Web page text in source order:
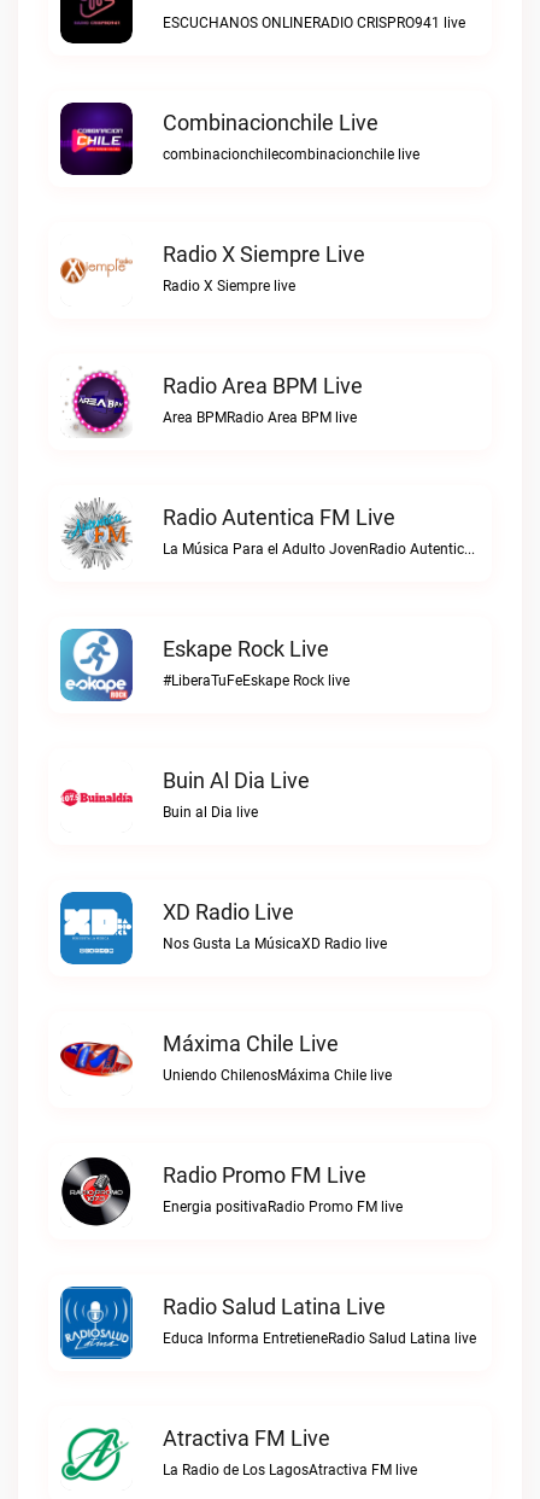
ESCUCHANOS ONLINERADIO CRISPRO941 live
Combinacionchile Live
combinacionchilecombinacionchile live
Radio X Siempre Live
Radio X Siempre live
Radio Area BPM Live
Area BPMRadio Area BPM live
Radio Autentica FM Live
La Música Para el Adulto JovenRadio Autentica FM live
Eskape Rock Live
#LiberaTuFeEskape Rock live
Buin Al Dia Live
Buin al Dia live
XD Radio Live
Nos Gusta La MúsicaXD Radio live
Máxima Chile Live
Uniendo ChilenosMáxima Chile live
Radio Promo FM Live
Energia positivaRadio Promo FM live
Radio Salud Latina Live
Educa Informa EntretieneRadio Salud Latina live
Atractiva FM Live
La Radio de Los LagosAtractiva FM live